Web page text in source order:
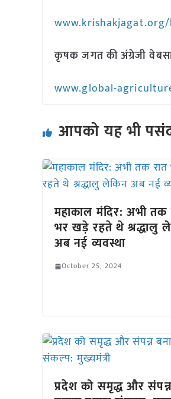
कृषक जगत की अंग्रेजी
www.global-
आपको यह भी
महाकाल मंदिर: अभी तक
भर खड़े रहते थे श्रद्धालु
अब नई व्यवस्था
October 25, 2024
प्रदेश को समृद्ध और संपन्न